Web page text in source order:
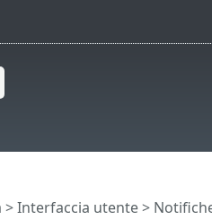
>Interfaccia utente>